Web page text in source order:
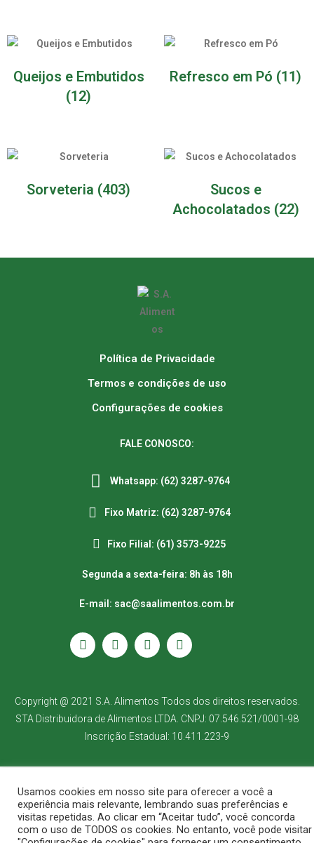
Queijos e Embutidos
(12)
Refresco em Pó (11)
Sorveteria (403)
Sucos e
Achocolatados (22)
Política de Privacidade
Termos e condições de uso
Configurações de cookies
FALE CONOSCO:
Whatsapp: (62) 3287-9764
Fixo Matriz: (62) 3287-9764
Fixo Filial: (61) 3573-9225
Segunda a sexta-feira: 8h às 18h
E-mail: sac@saalimentos.com.br
Copyright @ 2021 S.A. Alimentos Todos dos direitos reservados.
STA Distribuidora de Alimentos LTDA. CNPJ: 07.546.521/0001-98
Inscrição Estadual: 10.411.223-9
Usamos cookies em nosso site para oferecer a você a
experiência mais relevante, lembrando suas preferências e
visitas repetidas. Ao clicar em “Aceitar tudo”, você concorda
com o uso de TODOS os cookies. No entanto, você pode visitar